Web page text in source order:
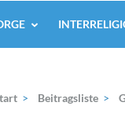
> Beitragsliste >